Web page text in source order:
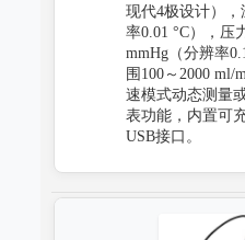
现代4极设计），
率0.01 °C），压
mmHg（分辨率
围100～2000 ml/
速模式动态测量
表功能，内置可
USB接口。